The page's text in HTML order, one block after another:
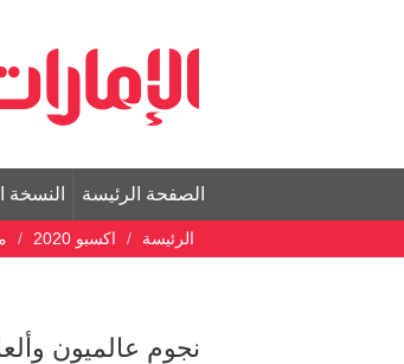
الصفحة الرئيسة النسخة
الرئيسة اكسبو 2020
نجوم عالميون